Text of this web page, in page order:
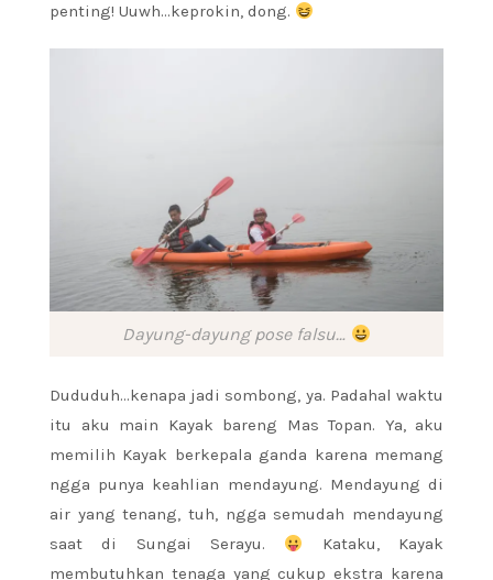
penting! Uuwh…keprokin, dong.
Dayung-dayung pose falsu…
Dududuh…kenapa jadi sombong, ya. Padahal waktu
itu aku main Kayak bareng Mas Topan. Ya, aku
memilih Kayak berkepala ganda karena memang
ngga punya keahlian mendayung. Mendayung di
air yang tenang, tuh, ngga semudah mendayung
saat di Sungai Serayu.
Kataku, Kayak
membutuhkan tenaga yang cukup ekstra karena